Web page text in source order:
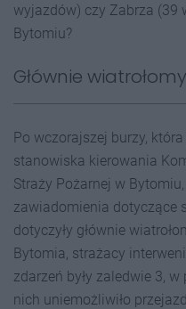
wyjazdów) czy Zabrza (39
Bytomiu?
Głównie wiatrołomy
Po wczorajszej burzy,
stanowiska kierowania
Straży Pożarnej w
zawiadomienia dotyczące
dotyczyły głównie
Bytomia, strażacy
zdarzeń były zaledwie 3, w
nich uniemożliwiło